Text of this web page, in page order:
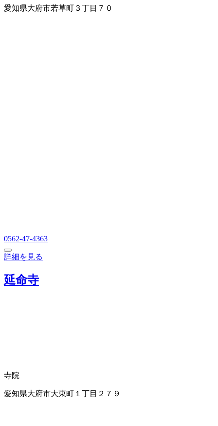
愛知県大府市若草町３丁目７０
0562-47-4363
詳細を見る
延命寺
寺院
愛知県大府市大東町１丁目２７９